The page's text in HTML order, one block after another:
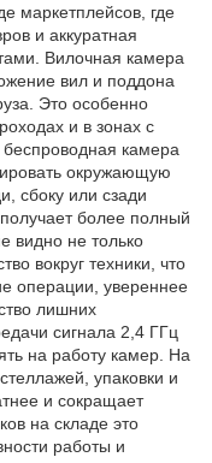
маркетплейсов, где
и аккуратная
Вилочная камера
вил и поддона
Это особенно
и в зонах с
камера
окружающую
сбоку или сзади
более полный
видно не только
вокруг техники, что
операции, увереннее
лишних
сигнала 2,4 ГГц
на работу камер. На
упаковки и
и сокращает
на складе это
работы и